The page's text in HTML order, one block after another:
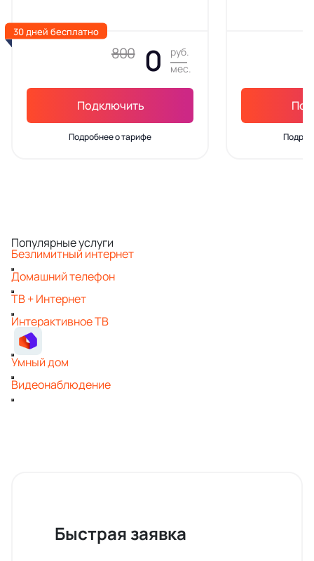
800 0
руб.
мес.
Подключить
Подробнее о тарифе
30 дней бесплатно
Популярные услуги
Безлимитный интернет
Домашний телефон
ТВ + Интернет
Интерактивное ТВ
Умный дом
Видеонаблюдение
Быстрая заявка